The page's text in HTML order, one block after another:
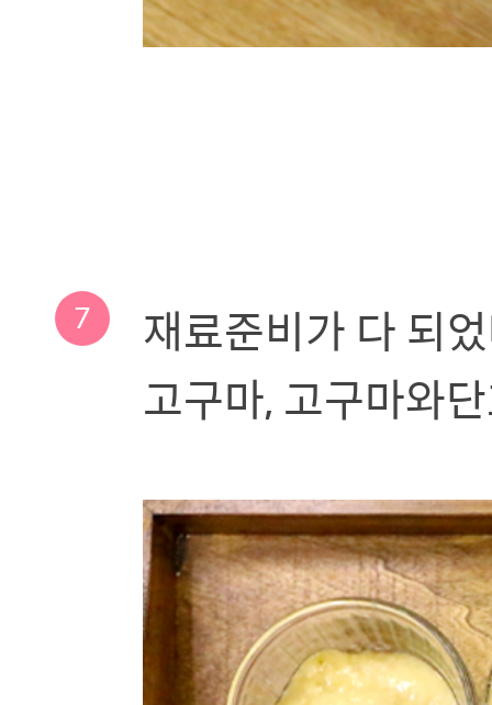
7
재료준비가 다 되
고구마, 고구마와